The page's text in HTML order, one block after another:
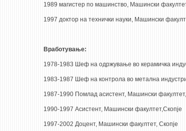
1989 магистер по машинство, Машински
1997 доктор на технички науки, Машински
Вработување:
1978-1983 Шеф на одржување во керамичка
1983-1987 Шеф на контрола во метална
1987-1990 Помлад асистент, Машински факултет,
1990-1997 Асистент, Машински факултет,Скопје
1997-2002 Доцент, Машински факултет, Скопје